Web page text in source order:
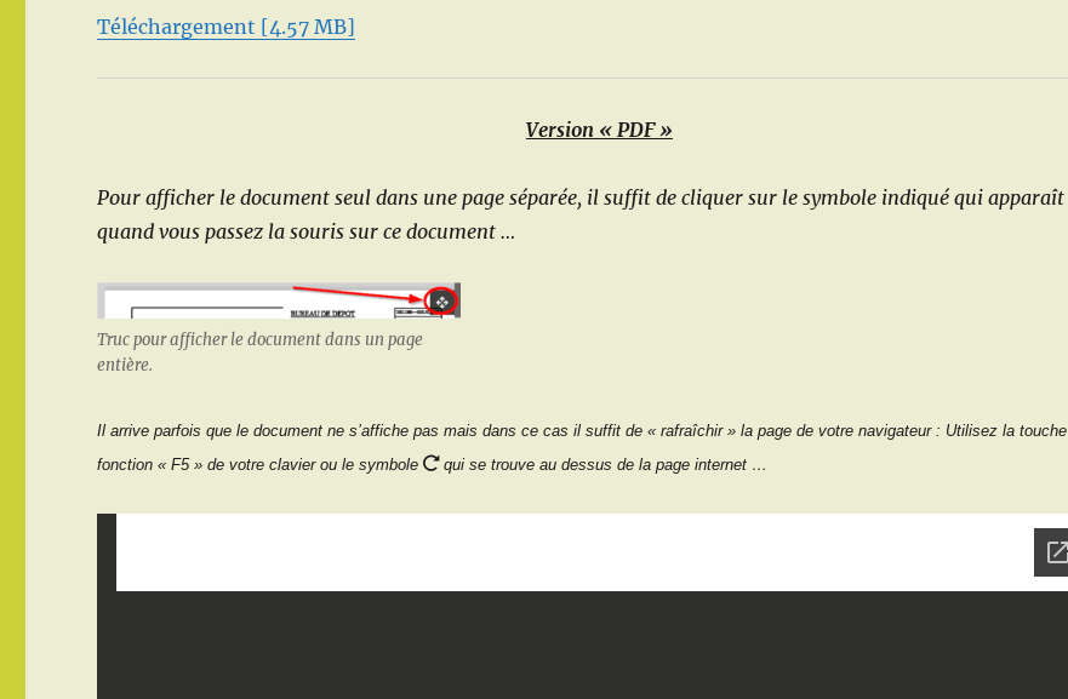
Téléchargement [4.57 MB]
Version « PDF »
Pour afficher le document seul dans une page séparée, il suffit de cliquer sur le symbole indiqué qui apparaît
quand vous passez la souris sur ce document …
Truc pour afficher le document dans un page
entière.
Il arrive parfois que le document ne s’affiche pas mais dans ce cas il suffit de «rafraîchir» la page de votre navigateur : Utilisez la touche
fonction « F5 » de votre clavier ou le symbole
qui se trouve au dessus de la page internet …